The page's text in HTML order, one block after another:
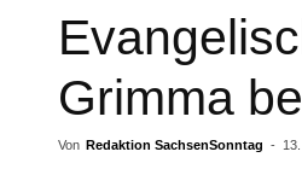
Grimma
Von Redaktion SachsenSonntag -